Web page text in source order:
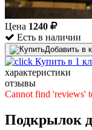
Цена 1240
Есть в наличии
Купить в 1
характеристики
отзывы
Cannot find 'reviews'
Подкрылок